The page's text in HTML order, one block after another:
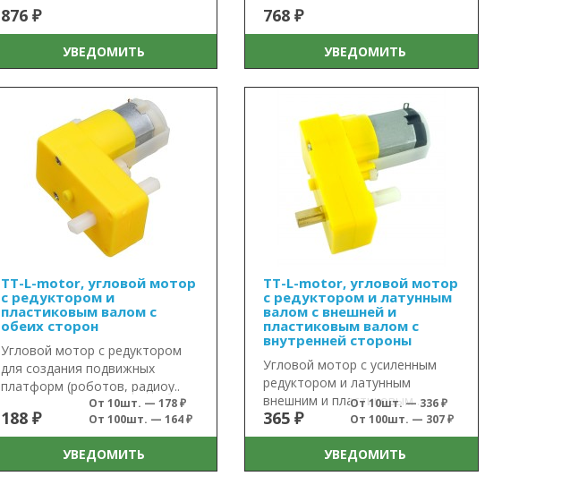
876 ₽
УВЕДОМИТЬ
768 ₽
УВЕДОМИТЬ
TT-L-motor, угловой мотор
с редуктором и
пластиковым валом с
обеих сторон
Угловой мотор с редуктором
для создания подвижных
платформ (роботов, радиоу..
188 ₽
От 10шт. — 178 ₽
От 100шт. — 164 ₽
УВЕДОМИТЬ
TT-L-motor, угловой мотор
с редуктором и латунным
валом с внешней и
пластиковым валом с
внутренней стороны
Угловой мотор с усиленным
редуктором и латунным
внешним и пластиковым ..
365 ₽
От 10шт. — 336 ₽
От 100шт. — 307 ₽
УВЕДОМИТЬ